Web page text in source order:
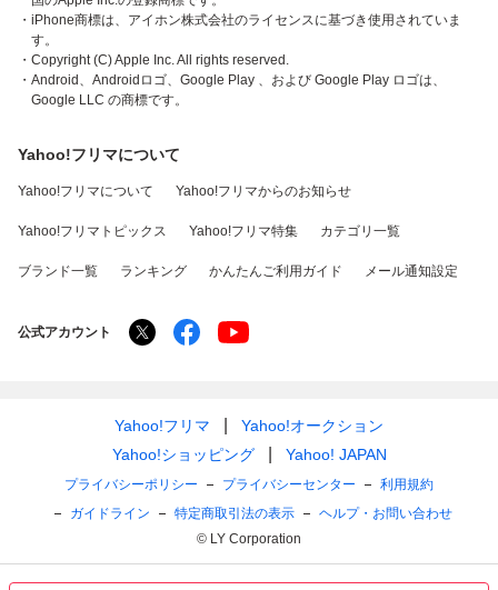
・iPhone商標は、アイホン株式会社のライセンスに基づき使用されていま
す。
・Copyright (C) Apple Inc. All rights reserved.
・Android、Androidロゴ、Google Play 、および Google Play ロゴは、
Google LLC の商標です。
Yahoo!フリマについて
Yahoo!フリマについて Yahoo!フリマからのお知らせ
Yahoo!フリマトピックス Yahoo!フリマ特集 カテゴリ一覧
ブランド一覧 ランキング かんたんご利用ガイド メール通知設定
公式アカウント
Yahoo!フリマ
Yahoo!オークション
Yahoo!ショッピング
Yahoo! JAPAN
プライバシーポリシー プライバシーセンター
利用規約
ガイドライン
特定商取引法の表示
ヘルプ・お問い合わせ
© LY Corporation